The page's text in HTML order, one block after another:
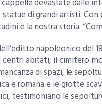
devastate dalle
statue di grandi artisti.
e la nostra storia.
napoleonico del
centri abitati, il cimitero
di spazi, le
e romana e le grotte
testimoniano le